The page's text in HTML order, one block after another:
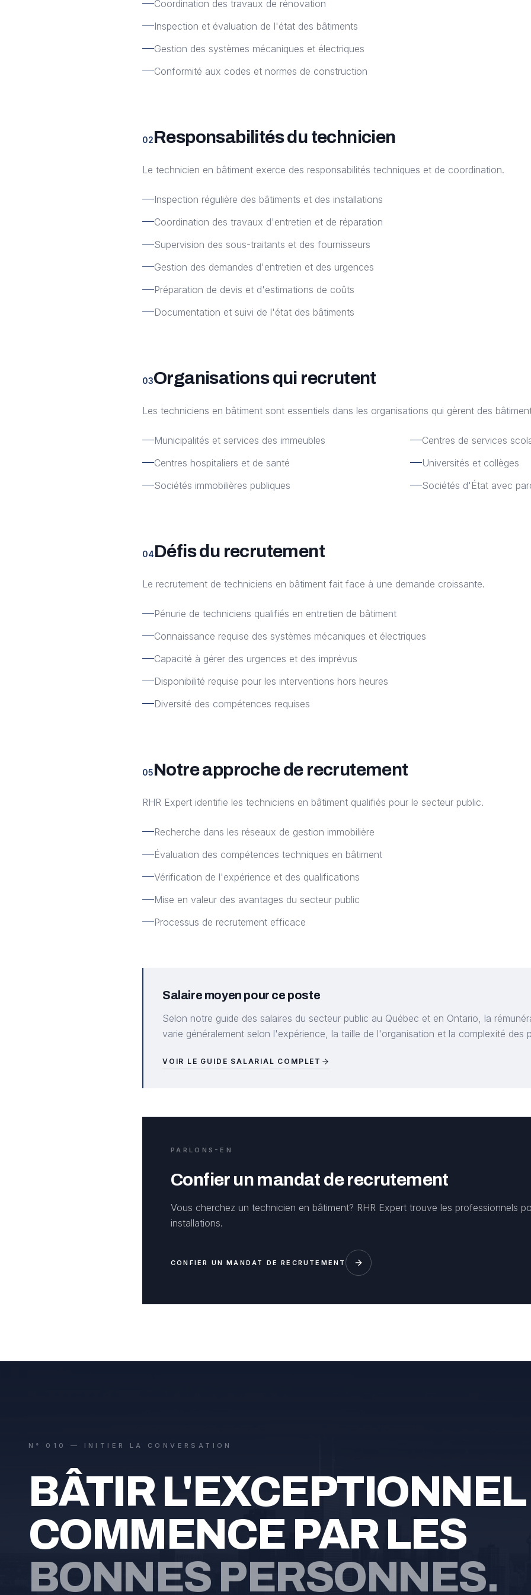
Coordination des travaux de rénovation
Inspection et évaluation de l'état des bâtiments
Gestion des systèmes mécaniques et électriques
Conformité aux codes et normes de construction
02Responsabilités du technicien
Le technicien en bâtiment exerce des responsabilités techniques et de coordination.
Inspection régulière des bâtiments et des installations
Coordination des travaux d'entretien et de réparation
Supervision des sous-traitants et des fournisseurs
Gestion des demandes d'entretien et des urgences
Préparation de devis et d'estimations de coûts
Documentation et suivi de l'état des bâtiments
03Organisations qui recrutent
Les techniciens en bâtiment sont essentiels dans les organisations qui gèrent des
Municipalités et services des immeubles
Centres de services
Centres hospitaliers et de santé
Universités et collèges
Sociétés immobilières publiques
Sociétés d'État avec
04Défis du recrutement
Le recrutement de techniciens en bâtiment fait face à une demande croissante.
Pénurie de techniciens qualifiés en entretien de bâtiment
Connaissance requise des systèmes mécaniques et électriques
Capacité à gérer des urgences et des imprévus
Disponibilité requise pour les interventions hors heures
Diversité des compétences requises
05Notre approche de recrutement
RHR Expert identifie les techniciens en bâtiment qualifiés pour le secteur public.
Recherche dans les réseaux de gestion immobilière
Évaluation des compétences techniques en bâtiment
Vérification de l'expérience et des qualifications
Mise en valeur des avantages du secteur public
Processus de recrutement efficace
Salaire moyen pour ce poste
Selon notre guide des salaires du secteur public au Québec et en Ontario, la
varie généralement selon l'expérience, la taille de l'organisation et la complexité des
VOIR LE GUIDE SALARIAL COMPLET
PARLONS-EN
Confier un mandat de recrutement
Vous cherchez un technicien en bâtiment? RHR Expert trouve les professionnels
installations.
CONFIER UN MANDAT DE RECRUTEMENT
N° 010 — INITIER LA CONVERSATION
BÂTIR L'EXCEPTIONNEL
COMMENCE PAR LES
BONNES PERSONNES.